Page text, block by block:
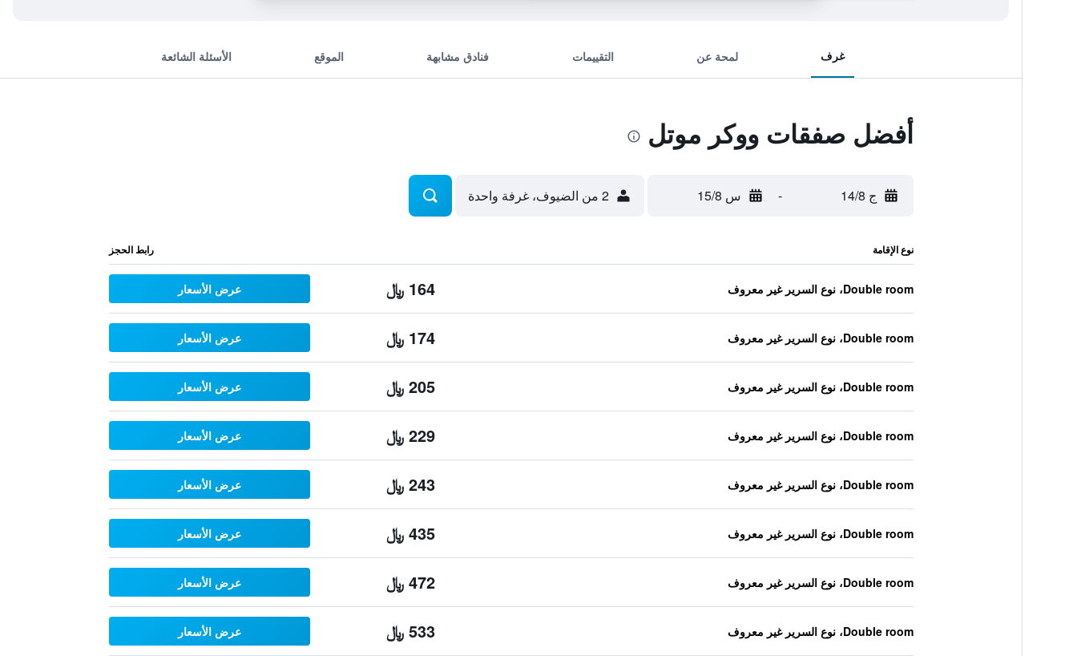
غرف لمحة عن التقييمات فنادق مشابهة الموقع الأسئلة الشائعة
أفضل صفقات ووكر موتل
ج 14/8 - س 15/8 2 من الضيوف، غرفة واحدة
نوع الإقامة رابط الحجز
Double room، نوع السرير غير معروف 164 ﷼ عرض الأسعار
Double room، نوع السرير غير معروف 174 ﷼ عرض الأسعار
Double room، نوع السرير غير معروف 205 ﷼ عرض الأسعار
Double room، نوع السرير غير معروف 229 ﷼ عرض الأسعار
Double room، نوع السرير غير معروف 243 ﷼ عرض الأسعار
Double room، نوع السرير غير معروف 435 ﷼ عرض الأسعار
Double room، نوع السرير غير معروف 472 ﷼ عرض الأسعار
Double room، نوع السرير غير معروف 533 ﷼ عرض الأسعار